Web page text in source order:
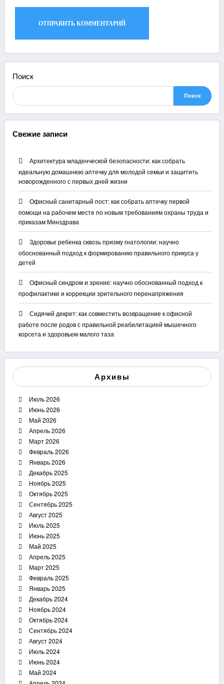
Поиск
Поиск
Свежие записи
Архитектура младенческой безопасности: как собрать
идеальную домашнюю аптечку для молодой семьи и защитить
новорожденного с первых дней жизни
Офисный санитарный пост: как собрать аптечку первой
помощи на рабочем месте по новым требованиям охраны труда и
приказам Минздрава
Здоровье ребенка сквозь призму гнатологии: научно
обоснованный подход к формированию правильного прикуса у
детей
Офисный синдром и зрение: научно обоснованный подход к
профилактике и коррекции зрительного перенапряжения
Сидячий декрет: как совместить возвращение к офисной
работе после родов с правильной реабилитацией мышечного
корсета и здоровьем малого таза
Архивы
Июль 2026
Июнь 2026
Май 2026
Апрель 2026
Март 2026
Февраль 2026
Январь 2026
Декабрь 2025
Ноябрь 2025
Октябрь 2025
Сентябрь 2025
Август 2025
Июль 2025
Июнь 2025
Май 2025
Апрель 2025
Март 2025
Февраль 2025
Январь 2025
Декабрь 2024
Ноябрь 2024
Октябрь 2024
Сентябрь 2024
Август 2024
Июль 2024
Июнь 2024
Май 2024